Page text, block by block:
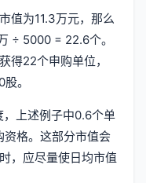
值为11.3万元，那么
÷ 5000 = 22.6个。
得22个申购单位，
。
上述例子中0.6个单
格。这部分市值会
，应尽量使日均市值